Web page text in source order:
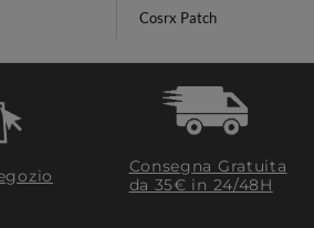
Cosrx Patch
Consegna Gratuita
da 35€​ in 24/48H